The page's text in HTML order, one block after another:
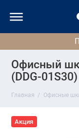
Офисный
(DDG-
Главная Офисные
Акция